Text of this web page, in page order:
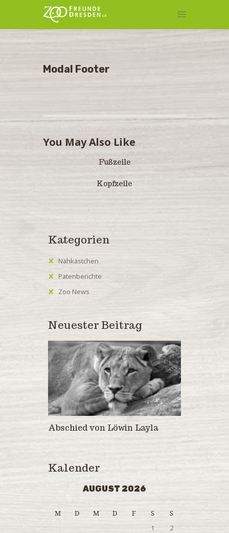
TIERPATENSCHAFT
Modal Footer
You May Also Like
Fußzeile
Kopfzeile
Kategorien
Nähkästchen
Patenberichte
Zoo News
Neuester Beitrag
Abschied von Löwin Layla
Kalender
AUGUST 2026
M D M D F S
S
1
2